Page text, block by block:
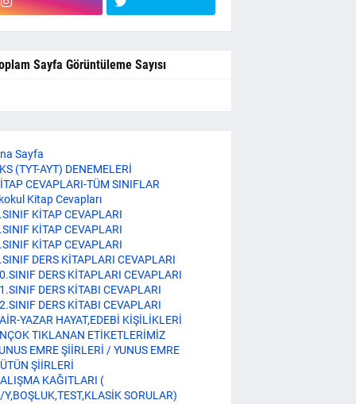
Sayfa Görüntüleme Sayısı
Sayfa
(TYT-AYT) DENEMELERİ
CEVAPLARI-TÜM SINIFLAR
Kitap Cevapları
KİTAP CEVAPLARI
KİTAP CEVAPLARI
KİTAP CEVAPLARI
DERS KİTAPLARI CEVAPLARI
DERS KİTAPLARI CEVAPLARI
DERS KİTABI CEVAPLARI
DERS KİTABI CEVAPLARI
YAZAR HAYAT,EDEBİ KİŞİLİKLERİ
TIKLANAN ETİKETLERİMİZ
EMRE ŞİİRLERİ / YUNUS EMRE
ŞİİRLERİ
KAĞITLARI (
Y,BOŞLUK,TEST,KLASİK SORULAR)